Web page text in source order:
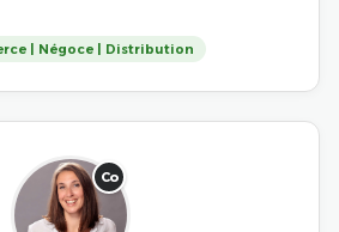
| Négoce | Distribution
Co